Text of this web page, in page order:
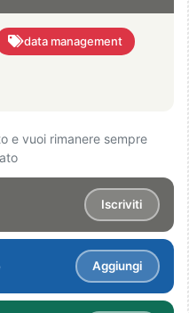
data management
e vuoi rimanere sempre
Iscriviti
Aggiungi